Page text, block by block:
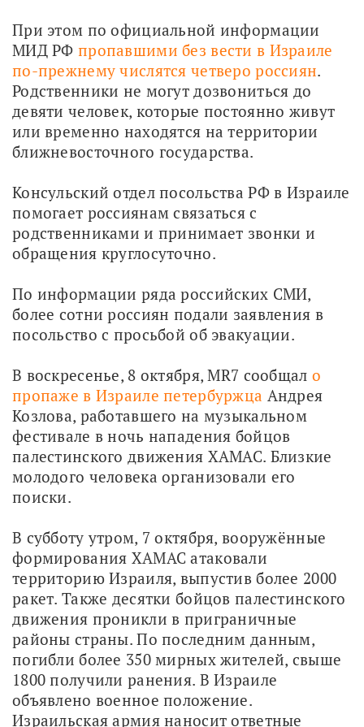
При этом по официальной информации
МИД РФ пропавшими без вести в Израиле
по-прежнему числятся четверо россиян.
Родственники не могут дозвониться до
девяти человек, которые постоянно живут
или временно находятся на территории
ближневосточного государства.
Консульский отдел посольства РФ в Израиле
помогает россиянам связаться с
родственниками и принимает звонки и
обращения круглосуточно.
По информации ряда российских СМИ,
более сотни россиян подали заявления в
посольство с просьбой об эвакуации.
В воскресенье, 8 октября, MR7 сообщал о
пропаже в Израиле петербуржца Андрея
Козлова, работавшего на музыкальном
фестивале в ночь нападения бойцов
палестинского движения ХАМАС. Близкие
молодого человека организовали его
поиски.
В субботу утром, 7 октября, вооружённые
формирования ХАМАС атаковали
территорию Израиля, выпустив более 2000
ракет. Также десятки бойцов палестинского
движения проникли в приграничные
районы страны. По последним данным,
погибли более 350 мирных жителей, свыше
1800 получили ранения. В Израиле
объявлено военное положение.
Израильская армия наносит ответные